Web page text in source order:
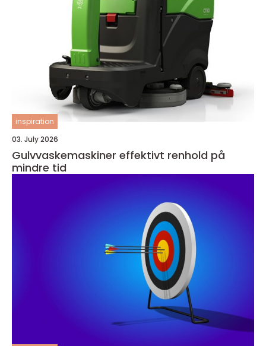
inspiration
03. July 2026
Gulvvaskemaskiner effektivt renhold på
mindre tid